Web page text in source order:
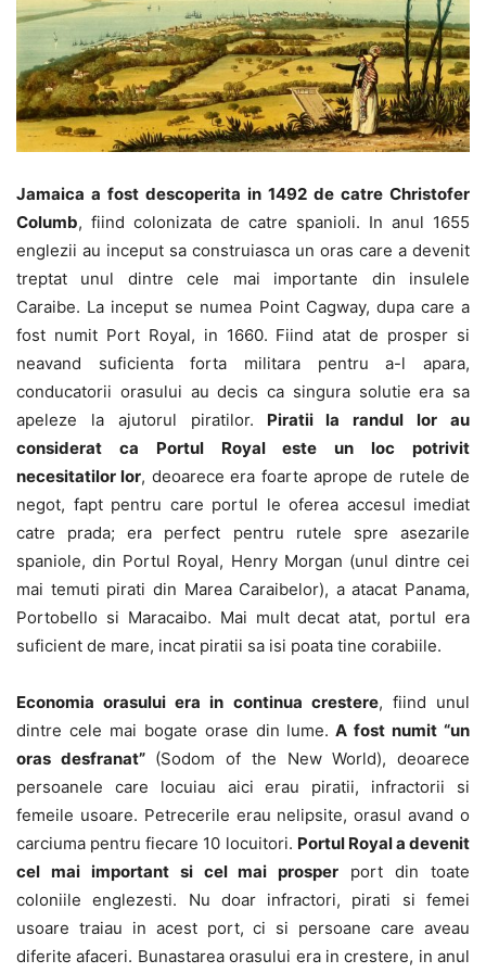
Jamaica a fost descoperita in 1492 de catre Christofer
Columb, fiind colonizata de catre spanioli. In anul 1655
englezii au inceput sa construiasca un oras care a devenit
treptat unul dintre cele mai importante din insulele
Caraibe. La inceput se numea Point Cagway, dupa care a
fost numit Port Royal, in 1660. Fiind atat de prosper si
neavand suficienta forta militara pentru a-l apara,
conducatorii orasului au decis ca singura solutie era sa
apeleze la ajutorul piratilor. Piratii la randul lor au
considerat ca Portul Royal este un loc potrivit
necesitatilor lor, deoarece era foarte aprope de rutele de
negot, fapt pentru care portul le oferea accesul imediat
catre prada; era perfect pentru rutele spre asezarile
spaniole, din Portul Royal, Henry Morgan (unul dintre cei
mai temuti pirati din Marea Caraibelor), a atacat Panama,
Portobello si Maracaibo. Mai mult decat atat, portul era
suficient de mare, incat piratii sa isi poata tine corabiile.
Economia orasului era in continua crestere, fiind unul
dintre cele mai bogate orase din lume. A fost numit “un
oras desfranat”(Sodom of the New World), deoarece
persoanele care locuiau aici erau piratii, infractorii si
femeile usoare. Petrecerile erau nelipsite, orasul avand o
carciuma pentru fiecare 10 locuitori. Portul Royal a devenit
cel mai important si cel mai prosper port din toate
coloniile englezesti. Nu doar infractori, pirati si femei
usoare traiau in acest port, ci si persoane care aveau
diferite afaceri. Bunastarea orasului era in crestere, in anul